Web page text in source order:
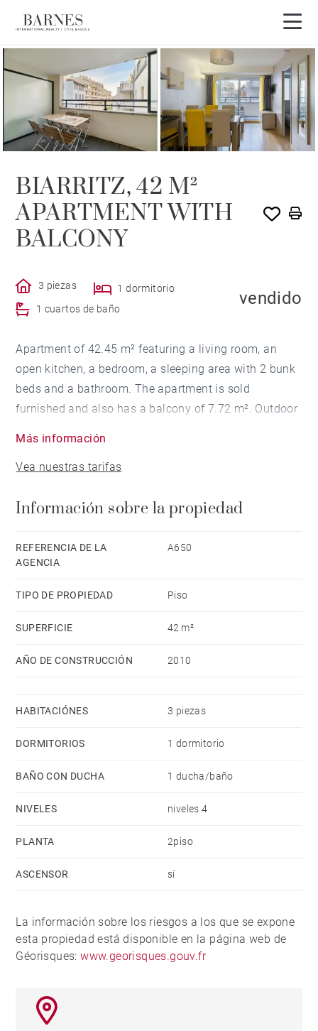
VENDIDO POR BARNES
BIARRITZ, 42 M²
APARTMENT WITH
BALCONY
3 piezas
1 dormitorio
1 cuartos de baño
vendido
Apartment of 42.45 m² featuring a living room, an
open kitchen, a bedroom, a sleeping area with 2 bunk
beds and a bathroom. The apartment is sold
furnished and also has a balcony of 7.72 m². Outdoor
Más información
Vea nuestras tarifas
Información sobre la propiedad
REFERENCIA DE LA
AGENCIA
A650
TIPO DE PROPIEDAD Piso
SUPERFICIE 42 m²
AÑO DE CONSTRUCCIÓN 2010
HABITACIÓNES 3 piezas
DORMITORIOS 1 dormitorio
BAÑO CON DUCHA 1 ducha/baño
NIVELES niveles 4
PLANTA 2piso
ASCENSOR sí
La información sobre los riesgos a los que se expone
esta propiedad está disponible en la página web de
Géorisques:www.georisques.gouv.fr